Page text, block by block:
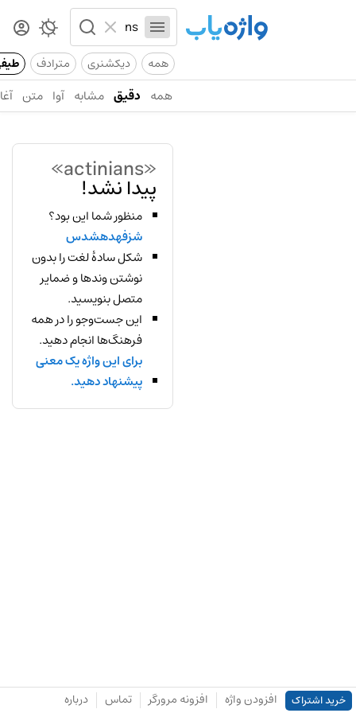
همه دیکشنری مترادف
همه دقیق مشابه آوا متن
«actinians»
پیدا نشد!
منظور شما این بود؟
شزفهدهشدس
شکل سادهٔ لغت را بدون
نوشتن وندها و ضمایر
متصل بنویسید.
این جست‌وجو را در همه
فرهنگ‌ها انجام دهید.
برای این واژه یک معنی
پیشنهاد دهید.
خرید اشتراک افزودن واژه افزونه مرورگر تماس درباره